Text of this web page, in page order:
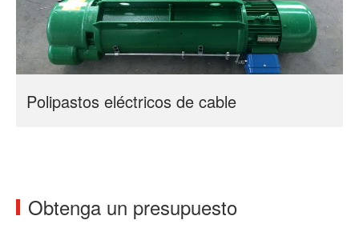
Polipastos eléctricos de cable
Obtenga un presupuesto